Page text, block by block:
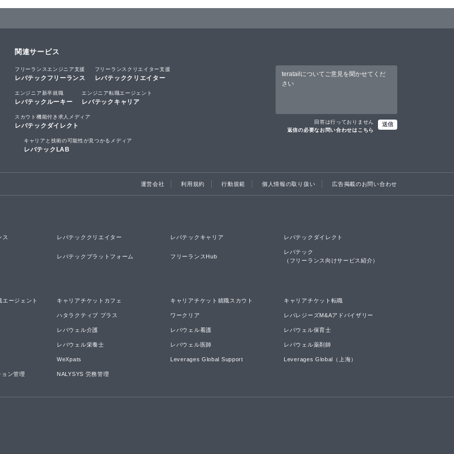
関連サービス
フリーランスエンジニア支援
レバテックフリーランス
フリーランスクリエイター支援
レバテッククリエイター
エンジニア新卒就職
レバテックルーキー
エンジニア転職エージェント
レバテックキャリア
スカウト機能付き求人メディア
レバテックダイレクト
キャリアと技術の可能性が見つかるメディア
レバテックLAB
回答は行っておりません
返信の必要なお問い合わせはこちら
送信
運営会社 利用規約 行動規範 個人情報の取り扱い 広告掲載のお問い合わせ
ス レバテッククリエイター レバテックキャリア レバテックダイレクト
レバテックプラットフォーム フリーランスHub
レバテック
（フリーランス向けサービス紹介）
ージェント キャリアチケットカフェ キャリアチケット就職スカウト キャリアチケット転職
ハタラクティブ プラス ワークリア レバレジーズM&Aアドバイザリー
レバウェル介護 レバウェル看護 レバウェル保育士
レバウェル栄養士 レバウェル医師 レバウェル薬剤師
WeXpats Leverages Global Support Leverages Global（上海）
ン管理 NALYSYS 労務管理